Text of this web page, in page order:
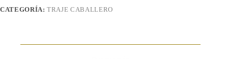
CATEGORÍA:TRAJE CABALLERO